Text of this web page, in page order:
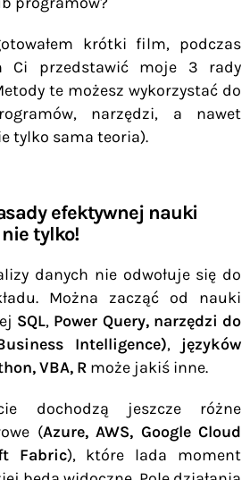
krótki film, podczas
Ci przedstawić moje 3 rady
te możesz wykorzystać do
narzędzi, a nawet
tylko sama teoria).
efektywnej nauki
tylko!
danych nie odwołuje się do
Można zacząć od nauki
SQL, Power Query, narzędzi do
Intelligence), języków
VBA, R może jakiś inne.
dochodzą jeszcze różne
(Azure, AWS, Google Cloud
Fabric), które lada moment